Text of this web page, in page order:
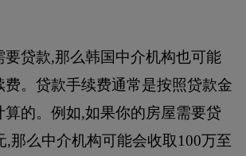
要贷款,那么韩国中介机构也可能
费。贷款手续费通常是按照贷款金
算的。例如,如果你的房屋需要贷
,那么中介机构可能会收取100万至